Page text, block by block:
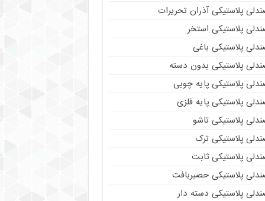
پلاستیکی آذران تحریرات
پلاستیکی استخر
پلاستیکی باغی
پلاستیکی بدون دسته
پلاستیکی پایه چوبی
پلاستیکی پایه فلزی
پلاستیکی تاشو
پلاستیکی ترک
پلاستیکی ثابت
پلاستیکی حصیربافت
پلاستیکی دسته دار